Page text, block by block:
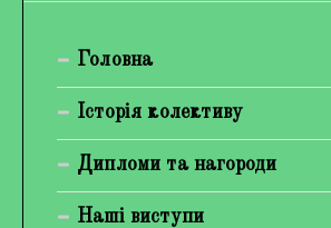
Гірієнко Ірина Михайлівна
Галерея
Відеогалерея
Фотогалерея
Головна
Історія колективу
Дипломи та нагороди
Наші виступи